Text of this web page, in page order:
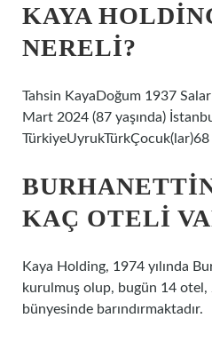
KAYA
NERELI?
Tahsin KayaDoğum 1937
Mart 2024 (87 yaşında)
TürkiyeUyrukTürkÇocuk(lar)68
KAÇ OTELI
Kaya Holding, 1974 yılında
kurulmuş olup, bugün 14 otel,
bünyesinde barındırmaktadır.